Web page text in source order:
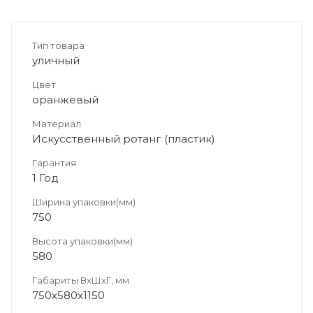
Тип товара
уличный
Цвет
оранжевый
Материал
Искусственный ротанг (пластик)
Гарантия
1 Год
Ширина упаковки(мм)
750
Высота упаковки(мм)
580
Габариты ВхШхГ, мм
750х580х1150